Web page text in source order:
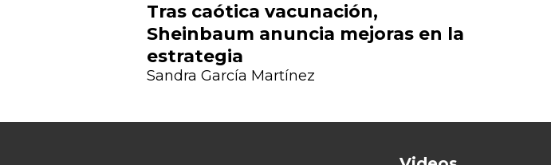
Tras caótica vacunación,
Sheinbaum anuncia mejoras en la
estrategia
Sandra García Martínez